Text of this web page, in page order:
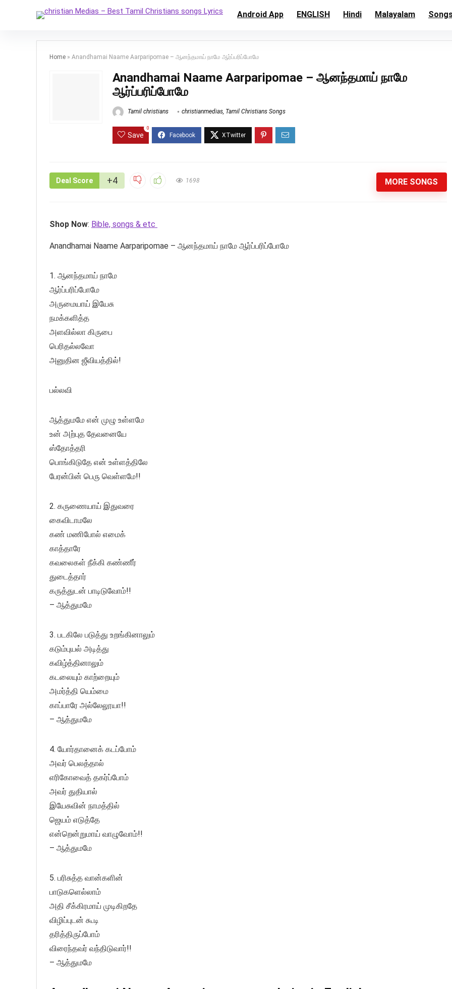
Android App ENGLISH Hindi Malayalam
Home » Anandhamai Naame Aarparipomae – ஆனந்தமாய் நாமே ஆர்ப்பரிப்போமே
Anandhamai Naame Aarparipomae – ஆனந்தமாய் நாமே
ஆர்ப்பரிப்போமே
Tamil christians christianmedias, Tamil Christians Songs
Save
0
Deal Score +4 1698 MORE SONGS
Shop Now: Bible, songs & etc
Anandhamai Naame Aarparipomae – ஆனந்தமாய் நாமே ஆர்ப்பரிப்போமே
1. ஆனந்தமாய் நாமே
ஆர்ப்பரிப்போமே
அருமையாய் இயேசு
நமக்களித்த
அளவில்லா கிருபை
பெரிதல்லவோ
அனுதின ஜீவியத்தில்!
பல்லவி
ஆத்துமமே என் முழு உள்ளமே
உன் அற்புத தேவனையே
ஸ்தோத்தரி
பொங்கிடுதே என் உள்ளத்திலே
பேரன்பின் பெரு வெள்ளமே!!
2. கருணையாய் இதுவரை
கைவிடாமலே
கண் மணிபோல் எமைக்
காத்தாரே
கவலைகள் நீக்கி கண்ணீர்
துடைத்தார்
கருத்துடன் பாடிடுவோம்!!
– ஆத்துமமே
3. படகிலே படுத்து உறங்கினாலும்
கடும்புயல் அடித்து
கவிழ்த்தினாலும்
கடலையும் காற்றையும்
அமர்த்தி யெம்மை
காப்பாரே அல்லேலூயா!!
– ஆத்துமமே
4. யோர்தானைக் கடப்போம்
அவர் பெலத்தால்
எரிகோவைத் தகர்ப்போம்
அவர் துதியால்
இயேசுவின் நாமத்தில்
ஜெயம் எடுத்தே
என்றென்றுமாய் வாழுவோம்!!
– ஆத்துமமே
5. பரிசுத்த வான்களின்
பாடுகளெல்லாம்
அதி சீக்கிரமாய் முடிகிறதே
விழிப்புடன் கூடி
தரித்திருப்போம்
விரைந்தவர் வந்திடுவார்!!
– ஆத்துமமே